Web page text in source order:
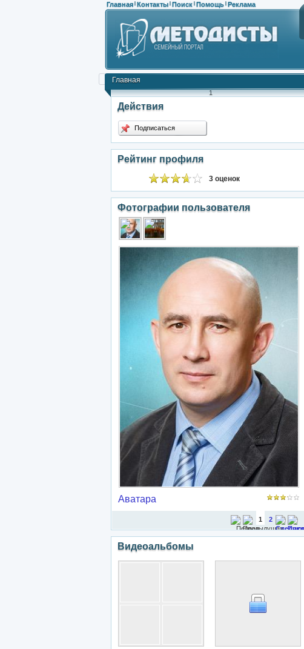
Главная | Контакты | Поиск | Помощь | Реклама
Главная
1
Действия
Подписаться
Рейтинг профиля
3 оценок
Фотографии пользователя
Аватара
1 2
Видеоальбомы